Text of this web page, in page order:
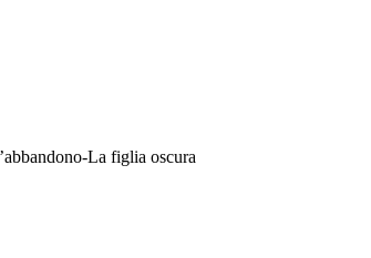
La figlia oscura